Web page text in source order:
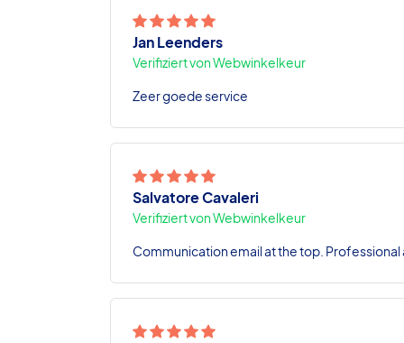
Jan Leenders
Verifiziert von Webwinkelkeur
Zeer goede service
Salvatore Cavaleri
Verifiziert von Webwinkelkeur
Communication email at the top.